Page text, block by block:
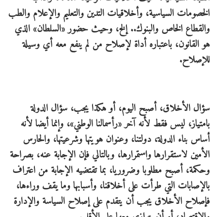
الخصومات السياسية، وأخلاقيات التدين والتعليم والإعلام والطب
والقطاع الخاص والبنوك.. إلخ، وحيث حضور «السلطان» الذي
هو القانون، باعتباره أداة لإصلاح من لم ينفع معه أي وسيلة
للإصلاح.
سؤال الأخلاق، أصبح اليوم، أو هكذا يجب، سؤال الدولة
بامتياز، ليس فقط لأنه آخر «رأسمالنا الوطني»، وإنما أيضا لأنه
أساس بناء الدولة، دولتنا، وعنوان هويتها وشرعيتها، والحارس
الأمين لاستقرارها واستمرارها، وبالتالي فإن الإجابة عنه، بصراحة
وحكمة، أصبح مطلوبا وضروريا، بما تقتضيه الإجابة من اعتراف
بالإصابات التي طرأت على أخلاقنا، وأسبابها وما يقف وراءها،
فإصلاح الأخلاق يجب أن يتقدم على إصلاح السياسة والإدارة